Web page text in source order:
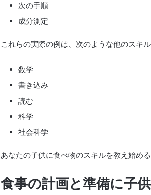
次の手順
成分測定
これらの実際の例は、次のような他のスキ
数学
書き込み
読む
科学
社会科学
あなたの子供に食べ物のスキルを教え始め
食事の計画と準備に子